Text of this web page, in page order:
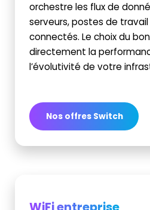
orchestre les flux de
serveurs, postes de
connectés. Le choix du
directement la
l’évolutivité de votre
Nos offres Switch
WiFi entreprise